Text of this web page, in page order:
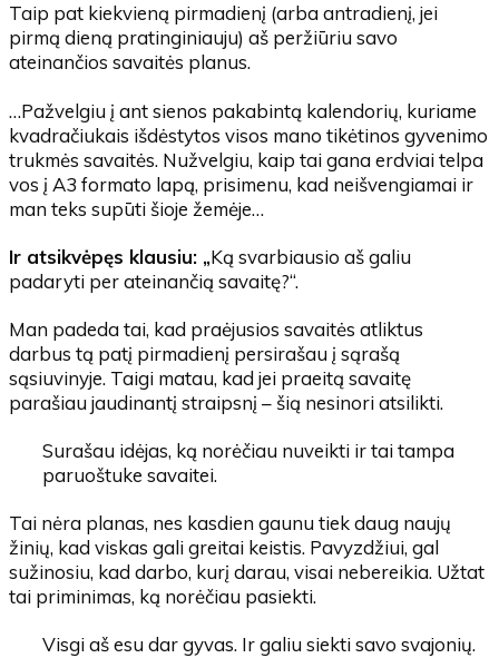
Taip pat kiekvieną pirmadienį (arba antradienį, jei
pirmą dieną pratinginiauju) aš peržiūriu savo
ateinančios savaitės planus.
…Pažvelgiu į ant sienos pakabintą kalendorių, kuriame
kvadračiukais išdėstytos visos mano tikėtinos gyvenimo
trukmės savaitės. Nužvelgiu, kaip tai gana erdviai telpa
vos į A3 formato lapą, prisimenu, kad neišvengiamai ir
man teks supūti šioje žemėje…
Ir atsikvėpęs klausiu: „Ką svarbiausio aš galiu
padaryti per ateinančią savaitę?“.
Man padeda tai, kad praėjusios savaitės atliktus
darbus tą patį pirmadienį persirašau į sąrašą
sąsiuvinyje. Taigi matau, kad jei praeitą savaitę
parašiau jaudinantį straipsnį – šią nesinori atsilikti.
Surašau idėjas, ką norėčiau nuveikti ir tai tampa
paruoštuke savaitei.
Tai nėra planas, nes kasdien gaunu tiek daug naujų
žinių, kad viskas gali greitai keistis. Pavyzdžiui, gal
sužinosiu, kad darbo, kurį darau, visai nebereikia. Užtat
tai priminimas, ką norėčiau pasiekti.
Visgi aš esu dar gyvas. Ir galiu siekti savo svajonių.